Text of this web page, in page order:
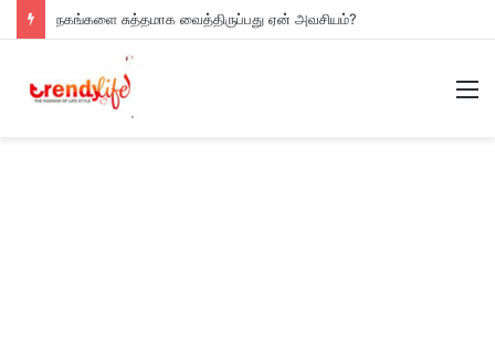
நகங்களை சுத்தமாக வைத்திருப்பது ஏன் அவசியம்?